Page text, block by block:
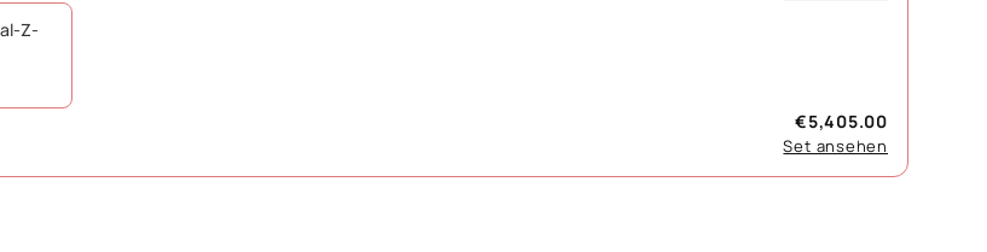
Z-
€5,405.00
Set ansehen